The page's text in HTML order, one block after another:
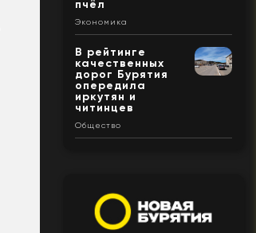
пчёл
Экономика
В рейтинге
качественных
дорог Бурятия
опередила
иркутян и
читинцев
Общество